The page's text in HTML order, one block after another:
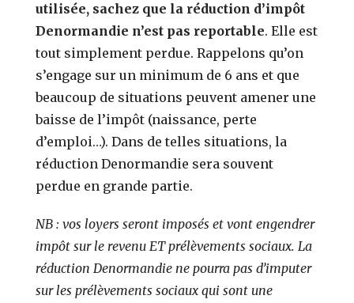
utilisée, sachez que la réduction d’impôt
Denormandie n’est pas reportable. Elle est
tout simplement perdue. Rappelons qu’on
s’engage sur un minimum de 6 ans et que
beaucoup de situations peuvent amener une
baisse de l’impôt (naissance, perte
d’emploi…). Dans de telles situations, la
réduction Denormandie sera souvent
perdue en grande partie.
NB : vos loyers seront imposés et vont engendrer
impôt sur le revenu ET prélèvements sociaux. La
réduction Denormandie ne pourra pas d’imputer
sur les prélèvements sociaux qui sont une